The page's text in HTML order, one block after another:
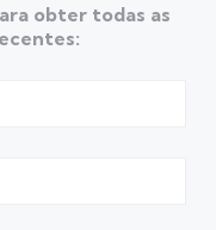
obter todas as